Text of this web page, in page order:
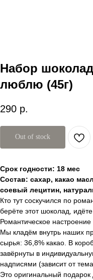
Набор
люблю (45г)
290 р.
Out of stock
Срок годности: 18 мес
Состав: сахар, какао
соевый лецитин,
Кто тут соскучился по
берёте этот шоколад,
Романтическое
Мы кладём внутрь наших
сырья: 36,8% какао. В
завёрнуты в
надписями (зависит от
Это оригинальный подарок